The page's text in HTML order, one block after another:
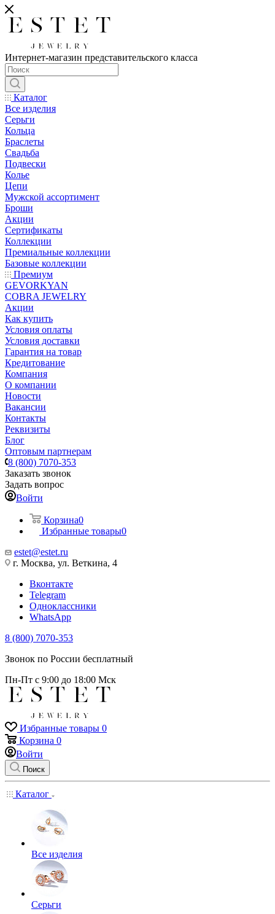
Интернет-магазин представительского класса
Каталог
Все изделия
Серьги
Кольца
Браслеты
Свадьба
Подвески
Колье
Цепи
Мужской ассортимент
Броши
Акции
Сертификаты
Коллекции
Премиальные коллекции
Базовые коллекции
Премиум
GEVORKYAN
COBRA JEWELRY
Акции
Как купить
Условия оплаты
Условия доставки
Гарантия на товар
Кредитование
Компания
О компании
Новости
Вакансии
Контакты
Реквизиты
Блог
Оптовым партнерам
8 (800) 7070-353
Заказать звонок
Задать вопрос
Войти
Корзина0
Избранные товары0
estet@estet.ru
г. Москва, ул. Веткина, 4
Вконтакте
Telegram
Одноклассники
WhatsApp
8 (800) 7070-353
Звонок по России бесплатный
Пн-Пт с 9:00 до 18:00 Мск
Избранные товары 0
Корзина 0
Войти
Поиск
Каталог
Все изделия
Серьги